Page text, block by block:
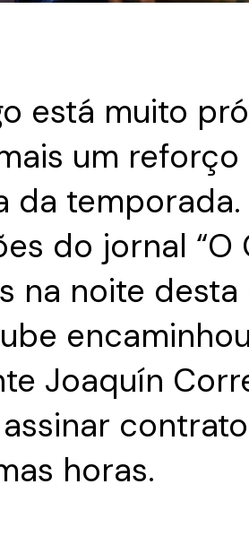
está muito
um
da temporada.
do jornal “O
na noite
Joaquín
horas.